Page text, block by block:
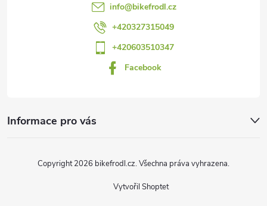
info@bikefrodl.cz
+420327315049
+420603510347
Facebook
Informace pro vás
Vytvořil Shoptet
Copyright 2026 bikefrodl.cz. Všechna práva vyhrazena.